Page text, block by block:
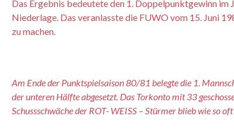
Das Ergebnis bedeutete den 1. Doppelpunktgewinn im
Niederlage. Das veranlasste die FUWO vom 15. Juni
zu machen.
Am Ende der Punktspielsaison 80/81 belegte die 1.
der unteren Hälfte abgesetzt. Das Torkonto mit 33
Schussschwäche der ROT- WEISS – Stürmer blieb wie so